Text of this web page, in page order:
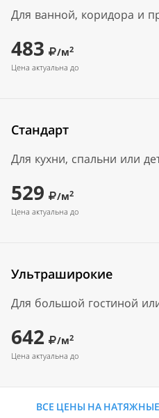
Для ванной, коридора и
483 /м2
Цена актуальна до
Стандарт
Для кухни, спальни или
529 /м2
Цена актуальна до
Ультраширокие
Для большой гостиной
642 /м2
Цена актуальна до
ВСЕ ЦЕНЫ НА